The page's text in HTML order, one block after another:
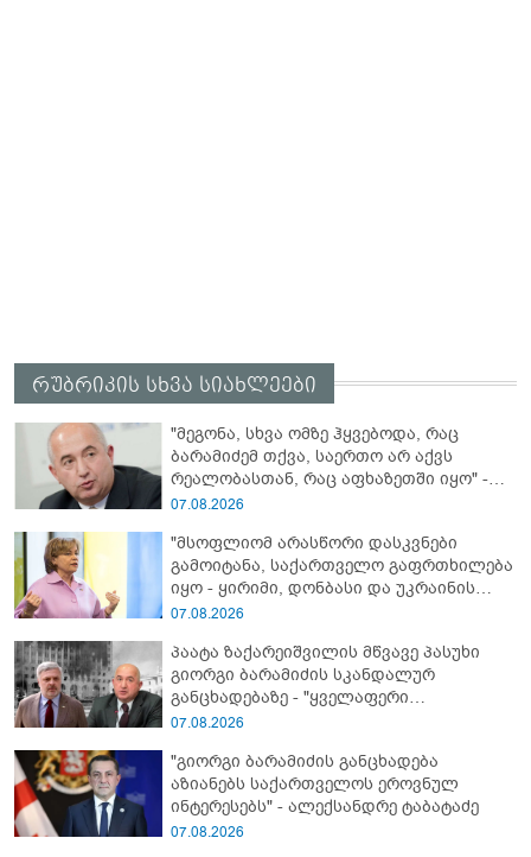
რუბრიკის სხვა სიახლეები
"მეგონა, სხვა ომზე ჰყვებოდა, რაც
ბარამიძემ თქვა, საერთო არ აქვს
რეალობასთან, რაც აფხაზეთში იყო" -
პაატა ზაქარეიშვილის შეფასება
07.08.2026
"მსოფლიომ არასწორი დასკვნები
გამოიტანა, საქართველო გაფრთხილება
იყო - ყირიმი, დონბასი და უკრაინის
წინააღმდეგ სრულმასშტაბიანი ომი
მოყვა" - რასა იუკნევიჩიენე
07.08.2026
პაატა ზაქარეიშვილის მწვავე პასუხი
გიორგი ბარამიძის სკანდალურ
განცხადებაზე - "ყველაფერი
დეტალურად ვიცი... კამანში მოკლული
ბარამიძე კი ტყუის"
07.08.2026
"გიორგი ბარამიძის განცხადება
აზიანებს საქართველოს ეროვნულ
ინტერესებს" - ალექსანდრე ტაბატაძე
07.08.2026